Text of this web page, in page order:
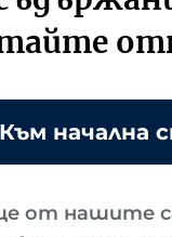
Към начална
от нашите